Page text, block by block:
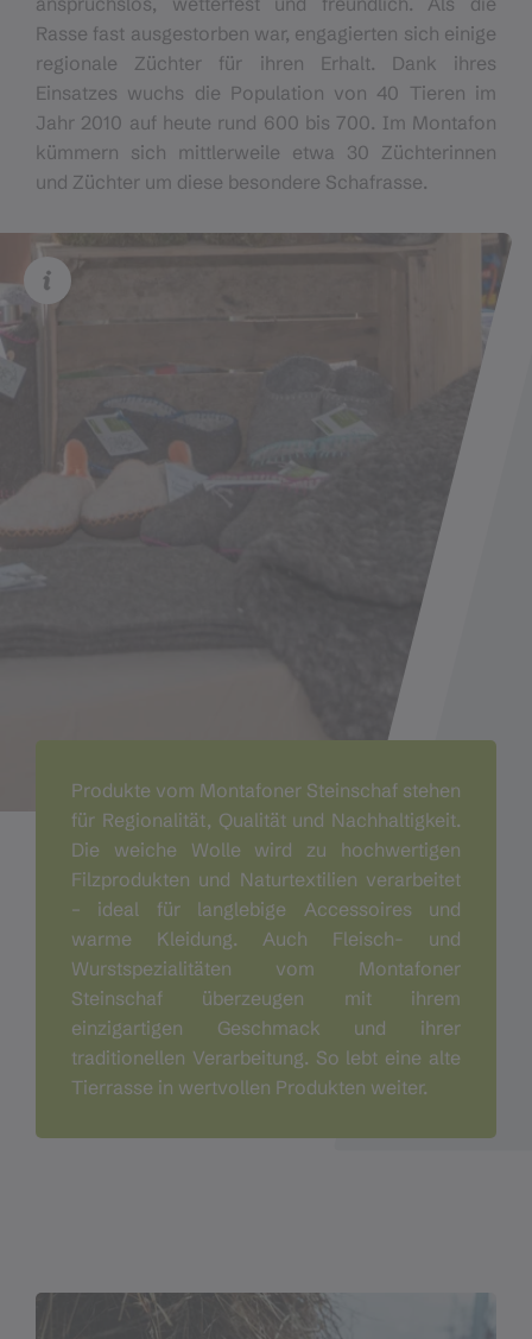
Rasse fast ausgestorben war, engagierten sich einige
regionale Züchter für ihren Erhalt. Dank ihres
Einsatzes wuchs die Population von 40 Tieren im
Jahr 2010 auf heute rund 600 bis 700. Im Montafon
kümmern sich mittlerweile etwa 30 Züchterinnen
und Züchter um diese besondere Schafrasse.
Produkte vom Montafoner Steinschaf stehen
für Regionalität, Qualität und Nachhaltigkeit.
Die weiche Wolle wird zu hochwertigen
Filzprodukten und Naturtextilien verarbeitet
– ideal für langlebige Accessoires und
warme Kleidung. Auch Fleisch- und
Wurstspezialitäten vom Montafoner
Steinschaf überzeugen mit ihrem
einzigartigen Geschmack und ihrer
traditionellen Verarbeitung. So lebt eine alte
Tierrasse in wertvollen Produkten weiter.